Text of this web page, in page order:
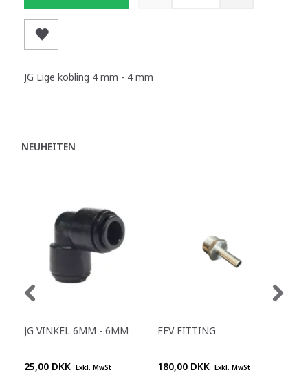
JG Lige kobling 4 mm - 4 mm
NEUHEITEN
JG VINKEL 6MM - 6MM
25,00 DKK Exkl. MwSt
FEV FITTING
180,00 DKK Exkl. MwSt